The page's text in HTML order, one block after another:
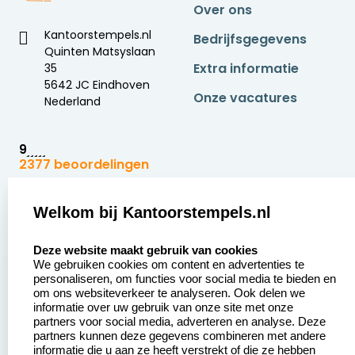
de stof maakt. Welke oplossing het beste past,
wilt markeren.
Kantoorstempels.nl
Quinten Matsyslaan
35
5642 JC Eindhoven
Nederland
9
2377 beoordelingen
Over ons
Bedrijfsgegevens
Extra informatie
Onze vacatures
Zakelijk:
Aanvraag op maat
Betaling &
Verzending
Wederverkoper
worden
Klantenservice:
Contact opnemen
Veel gestelde vragen
Retourneren
Herroepingsrecht
Welkom bij Kantoorstempels.nl
Deze website maakt gebruik van cookies
We gebruiken cookies om content en advertenties te
personaliseren, om functies voor social media te bieden en
om ons websiteverkeer te analyseren. Ook delen we
informatie over uw gebruik van onze site met onze
partners voor social media, adverteren en analyse. Deze
partners kunnen deze gegevens combineren met andere
informatie die u aan ze heeft verstrekt of die ze hebben